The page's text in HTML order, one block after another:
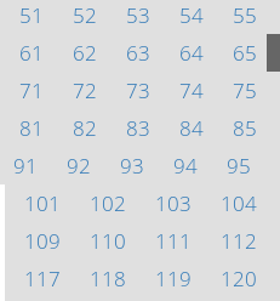
51
52 53 54 55
61
62 63 64 65
71
72 73 74 75
81
82 83 84 85
91
92 93 94 95
101
102 103 104
109
110 111 112
117
118 119 120